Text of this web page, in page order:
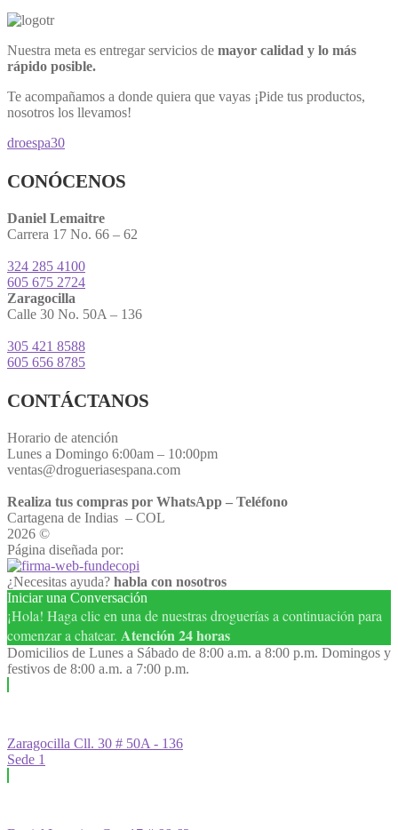
Nuestra meta es entregar servicios de mayor calidad y lo más
rápido posible.
Te acompañamos a donde quiera que vayas ¡Pide tus productos,
nosotros los llevamos!
droespa30
CONÓCENOS
Daniel Lemaitre
Carrera 17 No. 66 – 62
324 285 4100
605 675 2724
Zaragocilla
Calle 30 No. 50A – 136
305 421 8588
605 656 8785
CONTÁCTANOS
Horario de atención
Lunes a Domingo 6:00am – 10:00pm
ventas@drogueriasespana.com
Realiza tus compras por WhatsApp – Teléfono
Cartagena de Indias – COL
2026 ©
Página diseñada por:
¿Necesitas ayuda? habla con nosotros
Iniciar una Conversación
¡Hola! Haga clic en una de nuestras droguerías a continuación para
comenzar a chatear. Atención 24 horas
Domicilios de Lunes a Sábado de 8:00 a.m. a 8:00 p.m. Domingos y
festivos de 8:00 a.m. a 7:00 p.m.
Zaragocilla Cll. 30 # 50A - 136
Sede 1